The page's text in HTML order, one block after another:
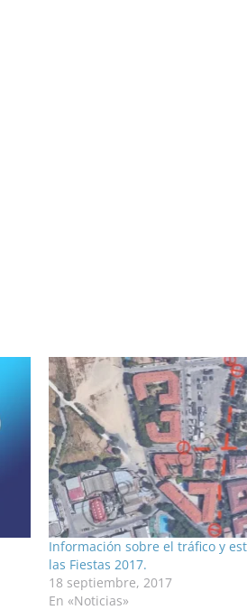
Información sobre el tráfico y
las Fiestas 2017.
18 septiembre, 2017
En «Noticias»